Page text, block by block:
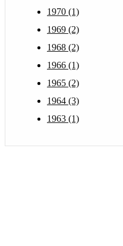
1970 (1)
1969 (2)
1968 (2)
1966 (1)
1965 (2)
1964 (3)
1963 (1)